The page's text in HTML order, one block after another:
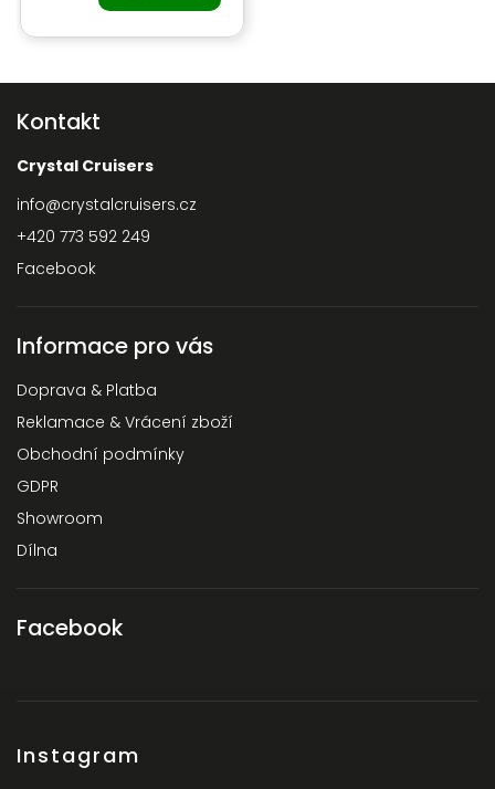
Kontakt
Crystal Cruisers
info@crystalcruisers.cz
+420 773 592 249
Facebook
Informace pro vás
Doprava & Platba
Reklamace & Vrácení zboží
Obchodní podmínky
GDPR
Showroom
Dílna
Facebook
Instagram